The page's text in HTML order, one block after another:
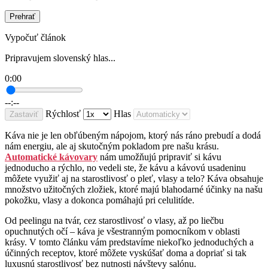
Prehrať
Vypočuť článok
Pripravujem slovenský hlas...
0:00
--:--
Zastaviť Rýchlosť Hlas
Káva nie je len obľúbeným nápojom, ktorý nás ráno prebudí a dodá
nám energiu, ale aj skutočným pokladom pre našu krásu.
Automatické kávovary nám umožňujú pripraviť si kávu
jednoducho a rýchlo, no vedeli ste, že kávu a kávovú usadeninu
môžete využiť aj na starostlivosť o pleť, vlasy a telo? Káva obsahuje
množstvo užitočných zložiek, ktoré majú blahodarné účinky na našu
pokožku, vlasy a dokonca pomáhajú pri celulitíde.
Od peelingu na tvár, cez starostlivosť o vlasy, až po liečbu
opuchnutých očí – káva je všestranným pomocníkom v oblasti
krásy. V tomto článku vám predstavíme niekoľko jednoduchých a
účinných receptov, ktoré môžete vyskúšať doma a dopriať si tak
luxusnú starostlivosť bez nutnosti návštevy salónu.